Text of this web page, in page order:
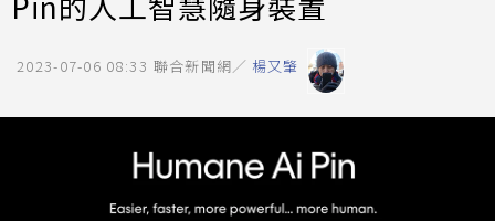
2023-07-06 08:33 聯合新聞網／ 楊又肇